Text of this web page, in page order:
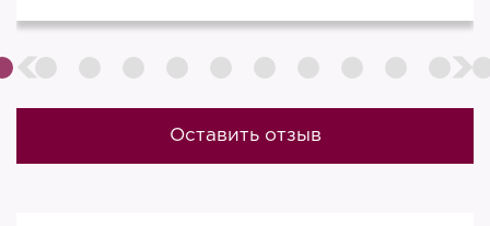
Оставить отзыв